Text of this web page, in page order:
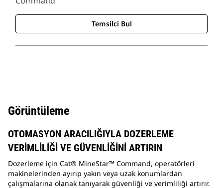
Temsilci Bul
Görüntüleme
OTOMASYON ARACILIĞIYLA DOZERLEME
VERİMLİLİĞİ VE GÜVENLİĞİNİ ARTIRIN
Dozerleme için Cat® MineStar™ Command, operatörleri
makinelerinden ayırıp yakın veya uzak konumlardan
çalışmalarına olanak tanıyarak güvenliği ve verimliliği artırır.